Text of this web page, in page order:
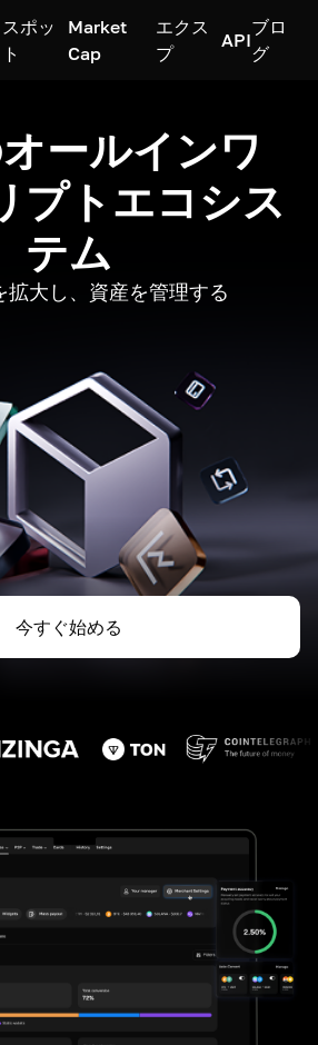
スポッ
ト
Market
Cap
エクス
プ
API
ブロ
グ
ールインワ
プトエコシス
テム
拡大し、資産を管理する
今すぐ始める